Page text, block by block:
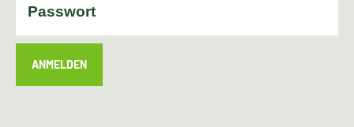
ANMELDEN